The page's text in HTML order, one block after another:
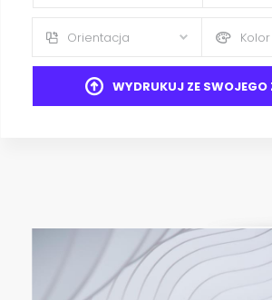
Orientacja Kolor
WYDRUKUJ ZE SWOJEGO